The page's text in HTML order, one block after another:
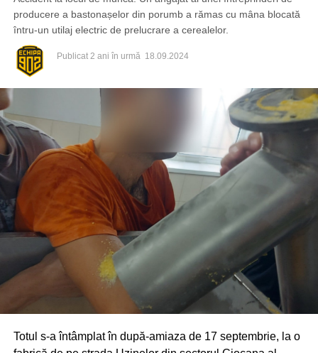
producere a bastonașelor din porumb a rămas cu mâna blocată
întru-un utilaj electric de prelucrare a cerealelor.
Publicat 2 ani în urmă 18.09.2024
Totul s-a întâmplat în după-amiaza de 17 septembrie, la o